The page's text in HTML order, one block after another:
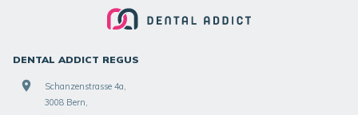
DENTAL ADDICT REGUS
Schanzenstrasse 4a,
3008 Bern,